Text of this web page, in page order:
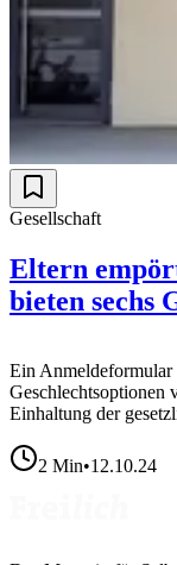
Gesellschaft
Eltern
bieten sechs
Ein Anmeldeformular
Geschlechtsoptionen
Einhaltung der
2 Min•12.10.24